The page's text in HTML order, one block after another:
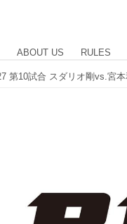
ABOUT US RULES